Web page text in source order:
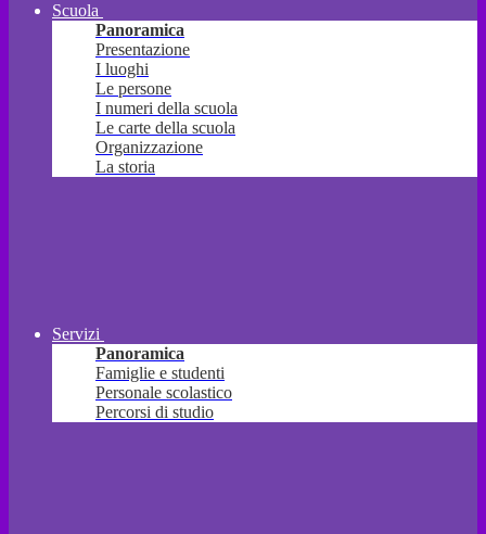
Scuola
Panoramica
Presentazione
I luoghi
Le persone
I numeri della scuola
Le carte della scuola
Organizzazione
La storia
Servizi
Panoramica
Famiglie e studenti
Personale scolastico
Percorsi di studio